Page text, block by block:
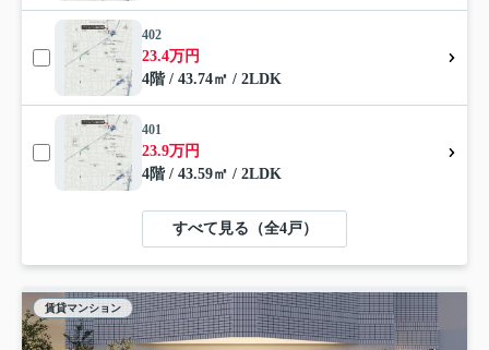
402
23.4万円
4階 / 43.74㎡ / 2LDK
401
23.9万円
4階 / 43.59㎡ / 2LDK
すべて見る（全4戸）
賃貸マンション